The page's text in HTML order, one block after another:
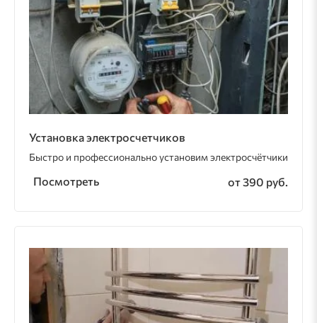
Установка электросчетчиков
Быстро и профессионально установим электросчётчики
Посмотреть от 390 руб.